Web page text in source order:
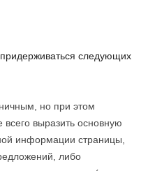
следующих
но при этом
выразить основную
информации страницы,
либо